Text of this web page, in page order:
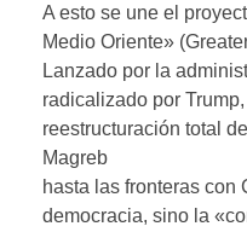
A esto se une el
Medio Oriente»
Lanzado por la
radicalizado por
reestructuración total
Magreb
hasta las fronteras con
democracia, sino la